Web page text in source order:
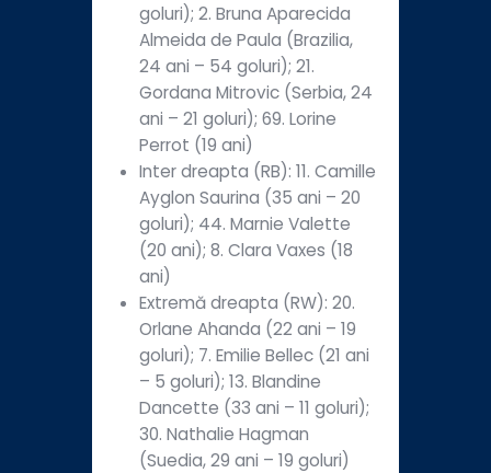
goluri); 2. Bruna Aparecida
Almeida de Paula (Brazilia,
24 ani – 54 goluri); 21.
Gordana Mitrovic (Serbia, 24
ani – 21 goluri); 69. Lorine
Perrot (19 ani)
Inter dreapta (RB): 11. Camille
Ayglon Saurina (35 ani – 20
goluri); 44. Marnie Valette
(20 ani); 8. Clara Vaxes (18
ani)
Extremă dreapta (RW): 20.
Orlane Ahanda (22 ani – 19
goluri); 7. Emilie Bellec (21 ani
– 5 goluri); 13. Blandine
Dancette (33 ani – 11 goluri);
30. Nathalie Hagman
(Suedia, 29 ani – 19 goluri)